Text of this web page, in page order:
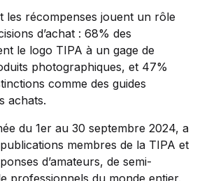
les récompenses jouent un rôle
d’achat : 68% des
le logo TIPA à un gage de
photographiques, et 47%
comme des guides
achats.
du 1er au 30 septembre 2024, a
membres de la TIPA et
d’amateurs, de semi-
professionnels du monde entier.